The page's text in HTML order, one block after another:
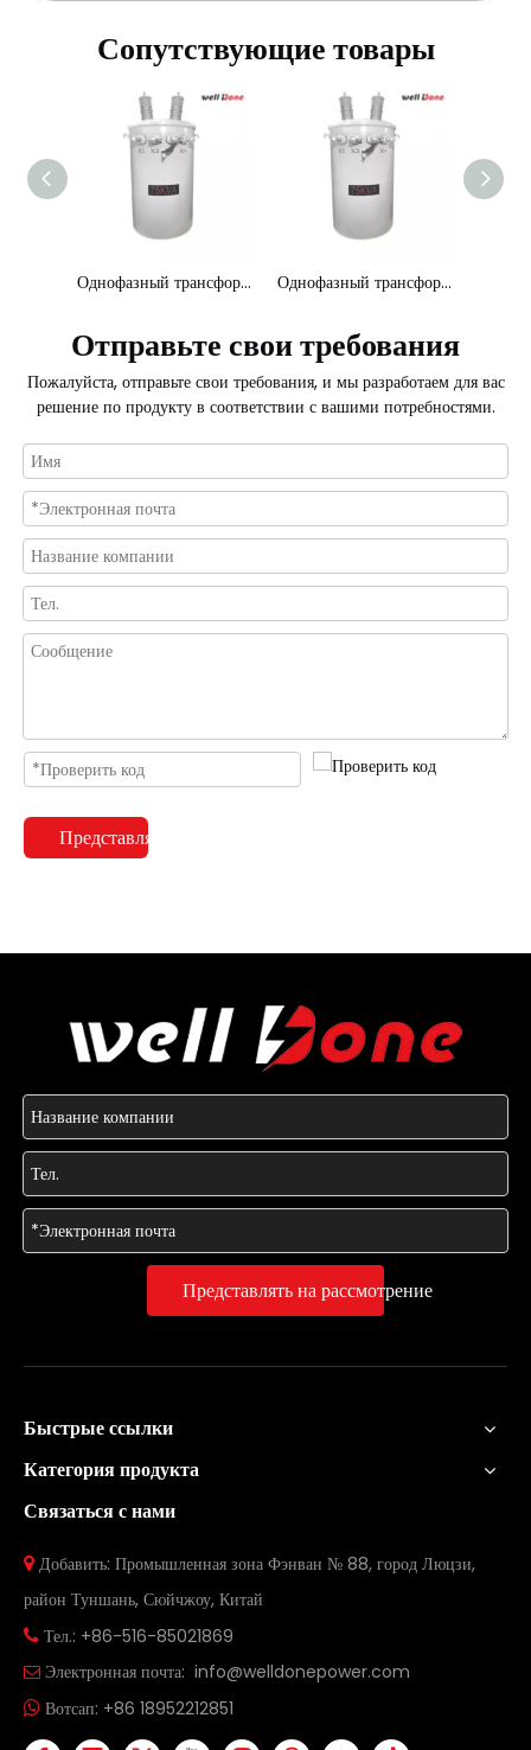
Сопутствующие товары
Однофазный трансформатор мощностью 25 кВА, установленный на столбе Однофазный трансформатор мощностью 37,5 кВА, установленный на опоре
Отправьте свои требования
Пожалуйста, отправьте свои требования, и мы разработаем для вас
решение по продукту в соответствии с вашими потребностями.
Представлять на рассмотрение
Представлять на рассмотрение
Быстрые ссылки
Категория продукта
Связаться с нами
 Добавить: Промышленная зона Фэнван № 88, город Люцзи,
район Туншань, Сюйчжоу, Китай
 Тел.: +86-516-85021869
 Электронная почта: info@welldonepower.com
 Вотсап: +86 18952212851